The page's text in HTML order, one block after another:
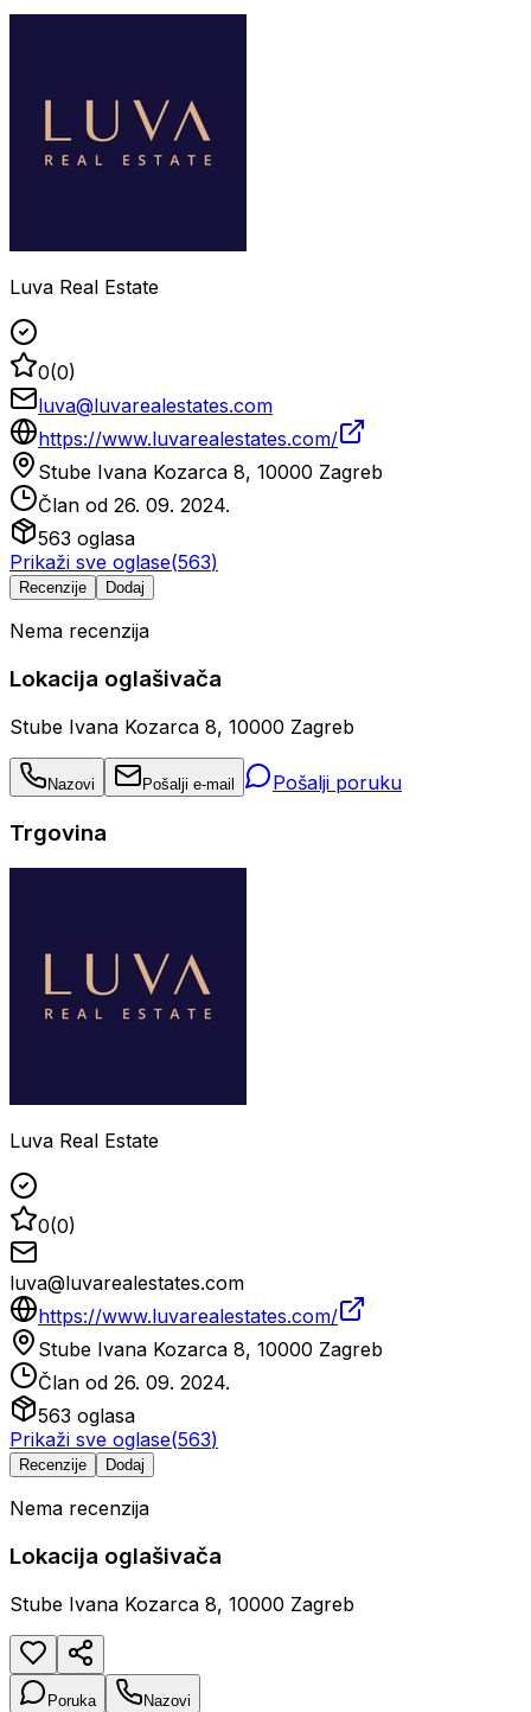
Luva Real Estate
0(0)
luva@luvarealestates.com
https://www.luvarealestates.com/
Stube Ivana Kozarca 8, 10000 Zagreb
Član od 26. 09. 2024.
563 oglasa
Prikaži sve oglase(563)
Recenzije Dodaj
Nema recenzija
Lokacija oglašivača
Stube Ivana Kozarca 8, 10000 Zagreb
Nazovi Pošalji e-mail Pošalji poruku
Trgovina
Luva Real Estate
0(0)
luva@luvarealestates.com
https://www.luvarealestates.com/
Stube Ivana Kozarca 8, 10000 Zagreb
Član od 26. 09. 2024.
563 oglasa
Prikaži sve oglase(563)
Recenzije Dodaj
Nema recenzija
Lokacija oglašivača
Stube Ivana Kozarca 8, 10000 Zagreb
Poruka Nazovi